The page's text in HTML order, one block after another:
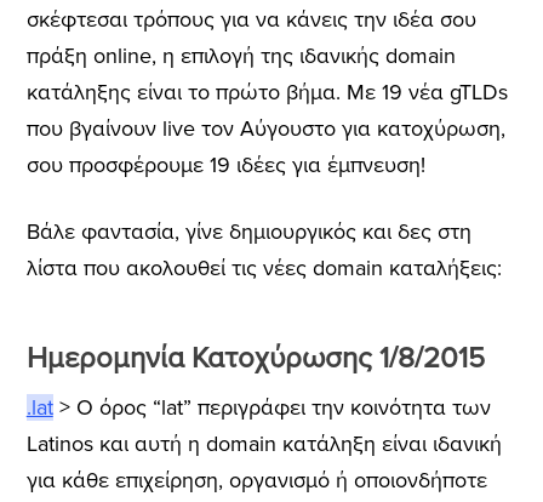
σκέφτεσαι τρόπους για να κάνεις την ιδέα σου
πράξη online, η επιλογή της ιδανικής domain
κατάληξης είναι το πρώτο βήμα. Με 19 νέα gTLDs
που βγαίνουν live τον Αύγουστο για κατοχύρωση,
σου προσφέρουμε 19 ιδέες για έμπνευση!
Βάλε φαντασία, γίνε δημιουργικός και δες στη
λίστα που ακολουθεί τις νέες domain καταλήξεις:
Ημερομηνία Κατοχύρωσης 1/8/2015
.lat> Ο όρος “lat” περιγράφει την κοινότητα των
Latinos και αυτή η domain κατάληξη είναι ιδανική
για κάθε επιχείρηση, οργανισμό ή οποιονδήποτε